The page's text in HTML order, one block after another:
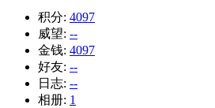
积分: 4097
威望: --
金钱: 4097
好友: --
日志: --
相册: 1